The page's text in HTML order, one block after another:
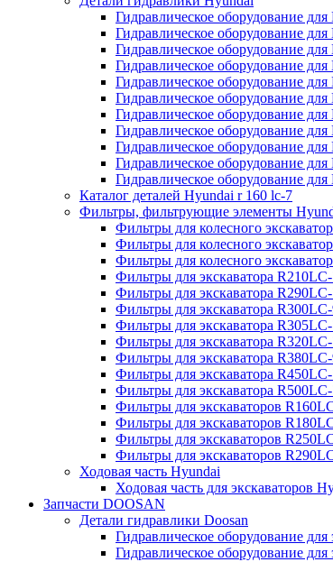
Гидравлическое оборудование
Гидравлическое оборудование
Гидравлическое оборудование
Гидравлическое оборудование
Гидравлическое оборудование
Гидравлическое оборудование
Гидравлическое оборудование
Гидравлическое оборудование
Гидравлическое оборудование
Гидравлическое оборудование
Гидравлическое оборудование
Каталог деталей Hyundai r 160 lc-7
Фильтры, фильтрующие элементы
Фильтры для колесного
Фильтры для колесного
Фильтры для колесного
Фильтры для экскаватора
Фильтры для экскаватора
Фильтры для экскаватора
Фильтры для экскаватора
Фильтры для экскаватора
Фильтры для экскаватора
Фильтры для экскаватора
Фильтры для экскаватора
Фильтры для экскаваторов
Фильтры для экскаваторов
Фильтры для экскаваторов
Фильтры для экскаваторов
Ходовая часть Hyundai
Ходовая часть для экскаваторов
Запчасти DOOSAN
Детали гидравлики Doosan
Гидравлическое оборудование
Гидравлическое оборудование